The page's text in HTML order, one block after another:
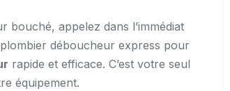
bouché, appelez dans l’immédiat
déboucheur express pour
rapide et efficace. C’est votre seul
équipement.